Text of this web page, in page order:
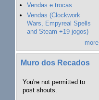
Vendas e trocas
Vendas (Clockwork
Wars, Empyreal Spells
and Steam +19 jogos)
more
Muro dos Recados
You're not permitted to
post shouts.